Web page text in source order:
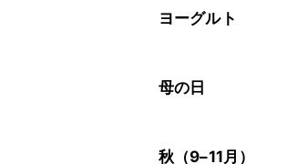
ヨーグルト
母の日
秋（9–11月）